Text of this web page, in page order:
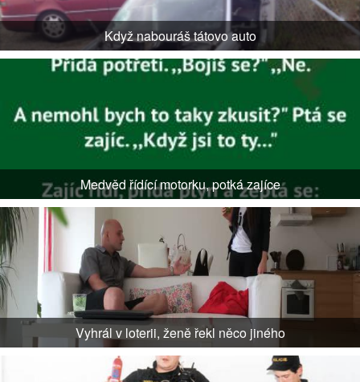
Když nabouráš tátovo auto
Medvěd řídící motorku, potká zajíce
Vyhrál v loterii, ženě řekl něco jiného